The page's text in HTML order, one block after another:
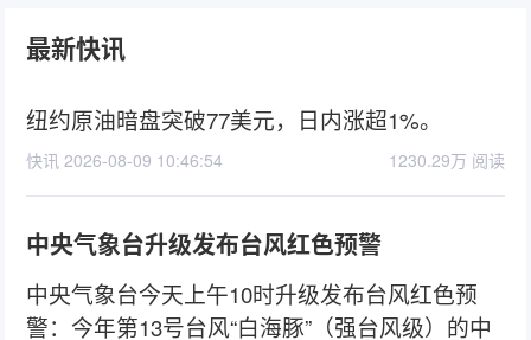
最新快讯
纽约原油暗盘突破77美元，日内涨超1%。
快讯 2026-08-09 10:46:54 1230.29万 阅读
中央气象台升级发布台风红色预警
中央气象台今天上午10时升级发布台风红色预
警：今年第13号台风“白海豚”（强台风级）的中